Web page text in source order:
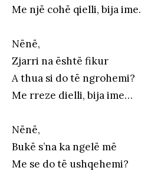
Me një cohë qielli, bija
Nënë,
Zjarri na është fikur
A thua si do të ngrohemi?
Me rreze dielli, bija ime…
Nënë,
Bukë s’na ka ngelë më
Me se do të ushqehemi?